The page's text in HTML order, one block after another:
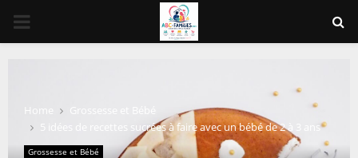
PRIMARY
Home
5 idées de recettes sucrées à faire avec un bébé de 2 à 3 ans
Grossesse et Bébé